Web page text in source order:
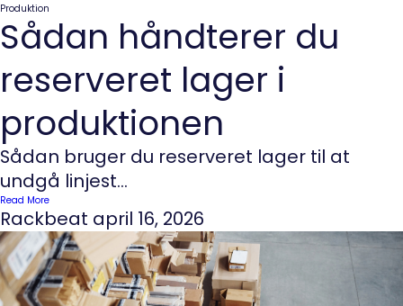
Produktion
Sådan håndterer du
reserveret lager i
produktionen
Sådan bruger du reserveret lager til at
undgå linjest...
Read More
Rackbeat april 16, 2026